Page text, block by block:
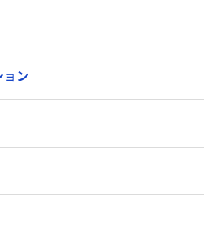
ン